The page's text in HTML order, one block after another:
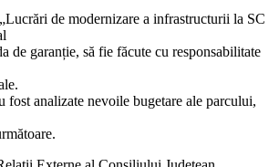
de modernizare a infrastructurii la SC
de garanție, să fie făcute cu responsabilitate
analizate nevoile bugetare ale parcului,